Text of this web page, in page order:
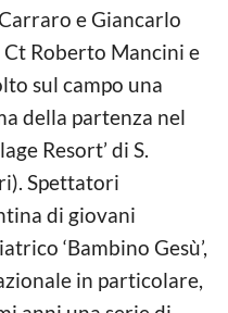
e Giancarlo
Roberto Mancini e
sul campo una
della partenza nel
Resort’ di S.
Spettatori
di giovani
‘Bambino Gesù’,
in particolare,